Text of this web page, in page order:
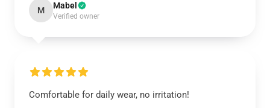
M Mabel
Verified owner
Comfortable for daily wear, no irritation!